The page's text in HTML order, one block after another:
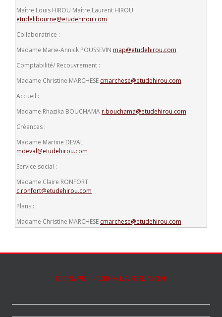
Maître Louis HIROU Maître Laurent HIROU
etudelibourne@etudehirou.com
Collaboratrice :
Madame Marie-Annick POUSSEVIN map@etudehirou.com
Comptabilité/ Recouvrement :
Madame Christine MARCHESE cmarchese@etudehirou.com
Accueil :
Madame Rhazika BOUCHAMA r.bouchama@etudehirou.com
Créances :
Madame Martine DEVAL
mdeval@etudehirou.com
Service social :
Madame Claire RONFORT
c.ronfort@etudehirou.com
Plans :
Madame Christine MARCHESE cmarchese@etudehirou.com
100 % PEI - 100 % LA REUNION